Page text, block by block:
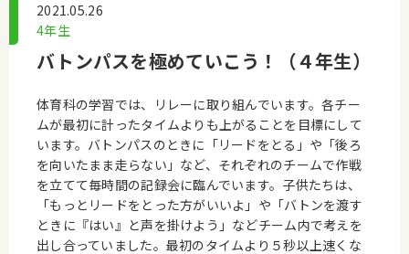
2021.05.26
4年生
バトンパスを極めていこう！（４年生）
体育科の学習では、リレーに取り組んでいます。各チー
ムが最初に計ったタイムよりも上がることを目標にして
います。バトンパスのときに「リードをとる」や「後ろ
を向いたまま走らない」など、それぞれのチームで作戦
を立てて毎時間の記録会に臨んでいます。子供たちは、
「もっとリードをとった方がいいよ」や「バトンを渡す
ときに『はい』と声を掛けよう」などチーム内で考えを
出し合っていました。最初のタイムより５秒以上速くな